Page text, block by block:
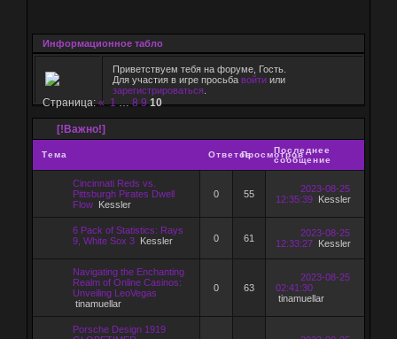
Информационное табло
Приветствуем тебя на форуме, Гость.
Для участия в игре просьба войтиили
зарегистрироваться.
[!Важно!]
Страница:« 1 … 8 9 10
Тема ОтветовПросмотров
Последнее
сообщение
Cincinnati Reds vs.
Pittsburgh Pirates Dwell
Flow Kessler
0 55
2023-08-25
12:35:39 Kessler
6 Pack of Statistics: Rays
9, White Sox 3 Kessler 0 61
2023-08-25
12:33:27 Kessler
Navigating the Enchanting
Realm of Online Casinos:
Unveiling LeoVegas
tinamuellar
0 63
2023-08-25
02:41:30
tinamuellar
Porsche Design 1919